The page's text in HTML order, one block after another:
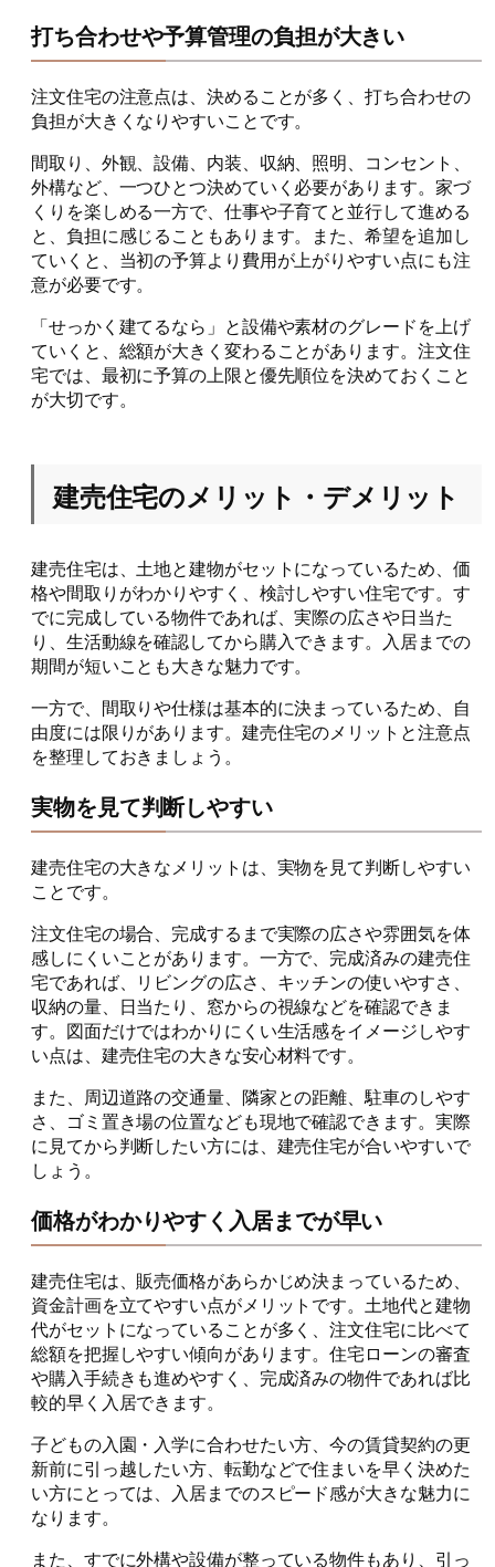
打ち合わせや予算管理の負担が大きい
注文住宅の注意点は、決めることが多く、打ち合わせの
負担が大きくなりやすいことです。
間取り、外観、設備、内装、収納、照明、コンセント、
外構など、一つひとつ決めていく必要があります。家づ
くりを楽しめる一方で、仕事や子育てと並行して進める
と、負担に感じることもあります。また、希望を追加し
ていくと、当初の予算より費用が上がりやすい点にも注
意が必要です。
「せっかく建てるなら」と設備や素材のグレードを上げ
ていくと、総額が大きく変わることがあります。注文住
宅では、最初に予算の上限と優先順位を決めておくこと
が大切です。
建売住宅のメリット・デメリット
建売住宅は、土地と建物がセットになっているため、価
格や間取りがわかりやすく、検討しやすい住宅です。す
でに完成している物件であれば、実際の広さや日当た
り、生活動線を確認してから購入できます。入居までの
期間が短いことも大きな魅力です。
一方で、間取りや仕様は基本的に決まっているため、自
由度には限りがあります。建売住宅のメリットと注意点
を整理しておきましょう。
実物を見て判断しやすい
建売住宅の大きなメリットは、実物を見て判断しやすい
ことです。
注文住宅の場合、完成するまで実際の広さや雰囲気を体
感しにくいことがあります。一方で、完成済みの建売住
宅であれば、リビングの広さ、キッチンの使いやすさ、
収納の量、日当たり、窓からの視線などを確認できま
す。図面だけではわかりにくい生活感をイメージしやす
い点は、建売住宅の大きな安心材料です。
また、周辺道路の交通量、隣家との距離、駐車のしやす
さ、ゴミ置き場の位置なども現地で確認できます。実際
に見てから判断したい方には、建売住宅が合いやすいで
しょう。
価格がわかりやすく入居までが早い
建売住宅は、販売価格があらかじめ決まっているため、
資金計画を立てやすい点がメリットです。土地代と建物
代がセットになっていることが多く、注文住宅に比べて
総額を把握しやすい傾向があります。住宅ローンの審査
や購入手続きも進めやすく、完成済みの物件であれば比
較的早く入居できます。
子どもの入園・入学に合わせたい方、今の賃貸契約の更
新前に引っ越したい方、転勤などで住まいを早く決めた
い方にとっては、入居までのスピード感が大きな魅力に
なります。
また、すでに外構や設備が整っている物件もあり、引っ